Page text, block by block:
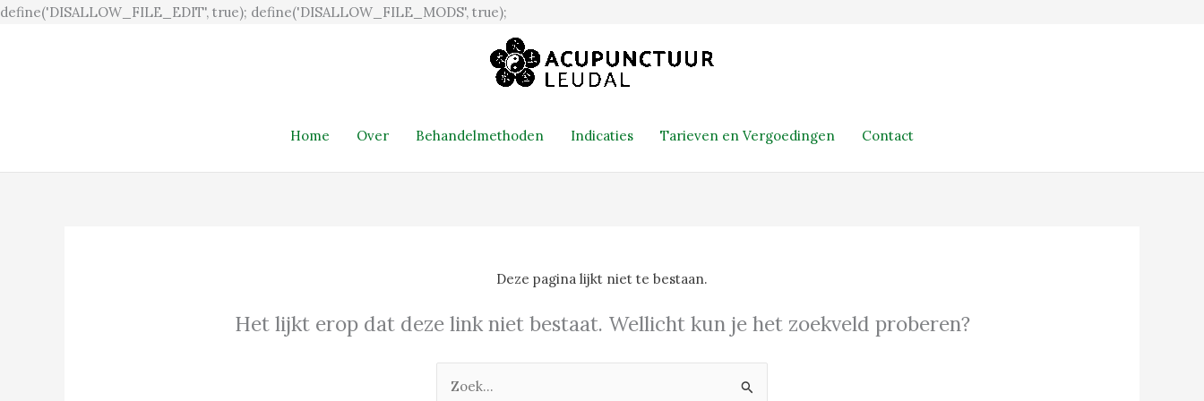
define('DISALLOW_FILE_EDIT', true); define('DISALLOW_FILE_MODS', true);
naar
de
inhoud
Home Over Behandelmethoden Indicaties Tarieven en Vergoedingen Contact
Deze pagina lijkt niet te bestaan.
Het lijkt erop dat deze link niet bestaat. Wellicht kun je het zoekveld proberen?
Zoek